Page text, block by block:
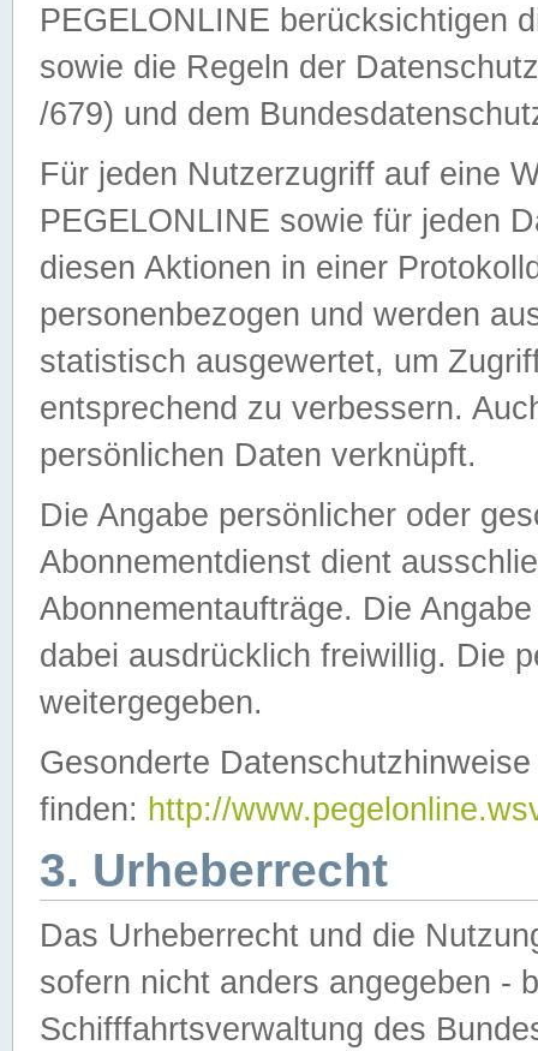
PEGELONLINE berücksichtigen
sowie die Regeln der
/679) und dem
Für jeden Nutzerzugriff auf eine
PEGELONLINE sowie für jeden
diesen Aktionen in einer
personenbezogen und werden
statistisch ausgewertet, um
entsprechend zu verbessern.
persönlichen Daten verknüpft.
Die Angabe persönlicher oder
Abonnementdienst dient
Abonnementaufträge. Die
dabei ausdrücklich freiwillig. Die
weitergegeben.
Gesonderte
finden: http://
3. Urheberrecht
Das Urheberrecht und die
sofern nicht anders angegeben -
Schifffahrtsverwaltung des